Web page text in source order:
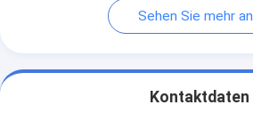
Sehen Sie mehr an
Kontaktdaten